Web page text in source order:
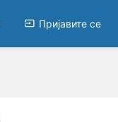
Пријавите се